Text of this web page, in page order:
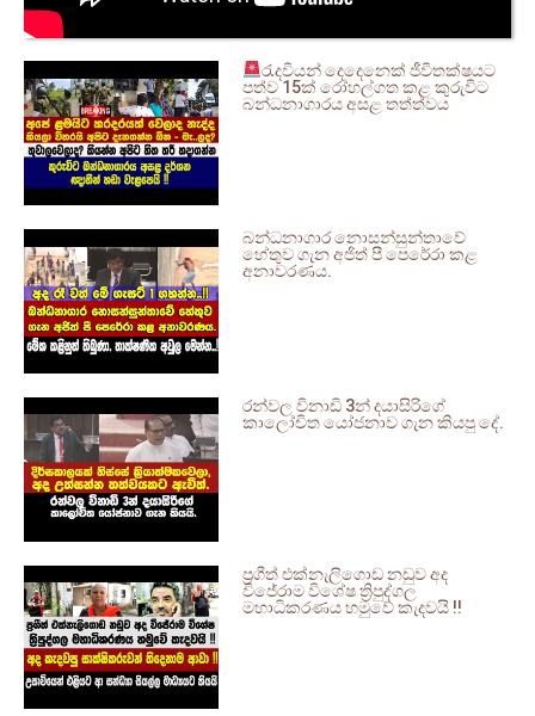
රැදවියන් දෙදෙනෙක් ජීවිතක්ෂයට
පත්ව 15ක් රෝහල්ගත කළ කුරුවිට
බන්ධනාගාරය අසළ තත්ත්වය
බන්ධනාගාර නොසන්සුන්තාවේ
හේතුව ගැන අජිත් පී පෙරේරා කළ
අනාවරණය.
රන්වල විනාඩි 3න් දයාසිරිගේ
කාලෝචිත යෝජනාව ගැන කියපු දේ.
ප්‍රගීත් එක්නැලිගොඩ නඩුව අද
විජේරාම විශේෂ ත්‍රිපුද්ගල
මහාධිකරණය හමුවේ කැදවයි !!